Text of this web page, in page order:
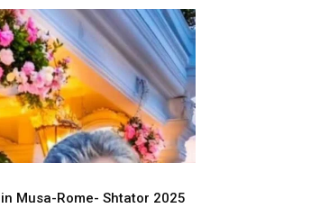
Musa-Rome- Shtator 2025